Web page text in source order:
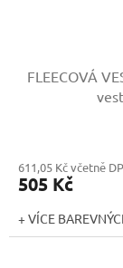
FLEECOVÁ
611,05 Kč včetně
505 Kč
+ VÍCE